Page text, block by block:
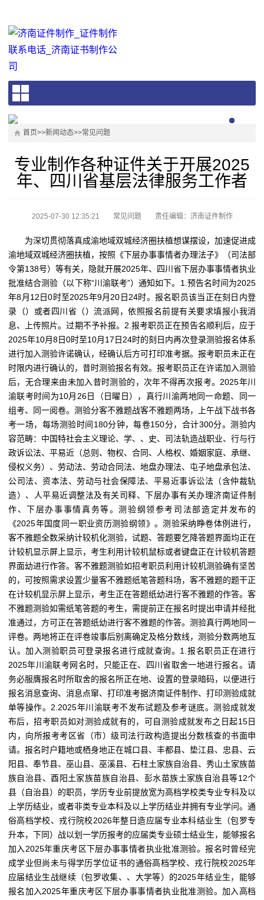
首页>>新闻动态>>常见问题
专业制作各种证件关于开展2025
年、四川省基层法律服务工作者
2025-07-30 12:35:21 常见问题 责任编辑：济南证件制作
为深切贯彻落真成渝地域双城经济圈扶植想谋摆设，加速促进成
渝地域双城经济圈扶植，按照《下层办事事情者办理法子》（司法部
令第138号）等有关，隐就开展2025年、四川省下层办事事情者执业
批准结合测验（以下称“川渝联考”）通知如下。1.预告名时间为2025
年8月12日0时至2025年9月20日24时。报名职员该当正在刻日内登
录（）或者四川省（）流派网，依照报名前提有关要求填报小我消
息、上传照片。过期不予补报。2.报考职员正在预告名顺利后，应于
2025年10月8日0时至10月17日24时的刻日内再次登录测验报名体系
进行加入测验许诺确认，经确认后方可打印准考据。报考职员未正在
时限内进行确认的，昔时测验报名有效。报考职员正在许诺加入测验
后，无合理来由未加入昔时测验的，次年不得再次报考。2025年川
渝联考时间为10月26日（日曜日），真行川渝两地同一命题、同一
组考、同一阅卷。测验分客不雅题战客不雅题两场，上午战下战书各
考一场，每场测验时间180分钟，每卷150分，合计300分。测验内
容范畴：中国特社会主义理论、学、、史、司法轨造战职业、行与行
政诉讼法、平易近（总则、物权、合同、人格权、婚姻家庭、承继、
侵权义务）、劳动法、劳动合同法、地盘办理法、屯子地盘承包法、
公司法、资本法、劳动与社会保障法、平易近事诉讼法（含仲裁轨
造）、人平易近调整法及有关司释、下层办事有关办理济南证件制
作、下层办事事情真务等。测验纲领参考司法部造定并发布的
《2025年国度同一职业资历测验纲领》。测验采纳睁卷体例进行，
客不雅题全数采纳计较机化测验，试题、答题要乞降答题界面均正在
计较机显示屏上显示，考生利用计较机鼠标或者键盘正在计较机答题
界面幼进行作答。客不雅题测验如招考职员利用计较机测验确有坚苦
的，可按照需求设置少量客不雅题纸笔答题科场，客不雅题的题干正
在计较机显示屏上显示，考生正在答题纸幼进行客不雅题的作答。客
不雅题测验如需纸笔答题的考生，需提前正在报名时提出申请并经批
准通过，方可正在答题纸幼进行客不雅题的作答。测验真行两地同一
评卷。两地将正在评卷竣事后别离确定及格分数线，测验分数两地互
认。加入测验职员可登录报名进行成就查询。1.报名职员正在进行
2025年川渝联考网名时，只能正在、四川省取舍一地进行报名。请
务必服膺报名时所取舍的报名所正在地、设置的登录暗码，以便进行
报名消息查询、消息点窜、打印准考据济南证件制作、打印测验成就
单等操作。2.2025年川渝联考不发布试题及参考谜底。测验成就发
布后，招考职员如对测验成就有的，可自测验成就发布之日起15日
内，向所报考考区省（市）级司法行政构造提出分数核查的书面申
请。报名时户籍地或栖身地正在城口县、丰都县、垫江县、忠县、云
阳县、奉节县、巫山县、巫溪县、石柱土家族自治县、秀山土家族苗
族自治县、酉阳土家族苗族自治县、彭水苗族土家族自治县等12个
县（自治县）的职员，学历专业前提放宽为高档学校类专业专科及以
上学历结业，或者非类专业本科及以上学历结业并拥有专业学问。通
俗高档学校、戎行院校2026年整日造应届专业本科结业生（包罗专
升本，下同）战以划一学历报考的应届类专业硕士结业生，能够报名
加入2025年重庆考区下层办事事情者执业批准测验。报名时曾经完
成学业但尚未与得学历学位证书的通俗高档学校、戎行院校2025年
应届结业生战继续（包罗收集、、大学等）的2025年结业生，能够
报名加入2025年重庆考区下层办事事情者执业批准测验。加入高档